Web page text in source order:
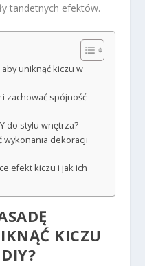
tandetnych efektów.
uniknąć kiczu w
i zachować spójność
do stylu wnętrza?
wykonania dekoracji
efekt kiczu i jak ich
KICZU